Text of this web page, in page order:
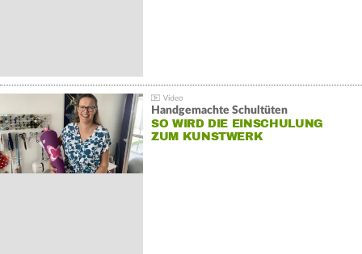
Handgemachte Schultüten
SO WIRD DIE EINSCHULUNG
ZUM KUNSTWERK